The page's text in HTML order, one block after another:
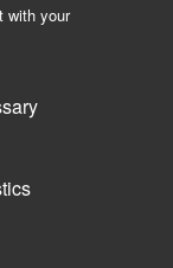
with your